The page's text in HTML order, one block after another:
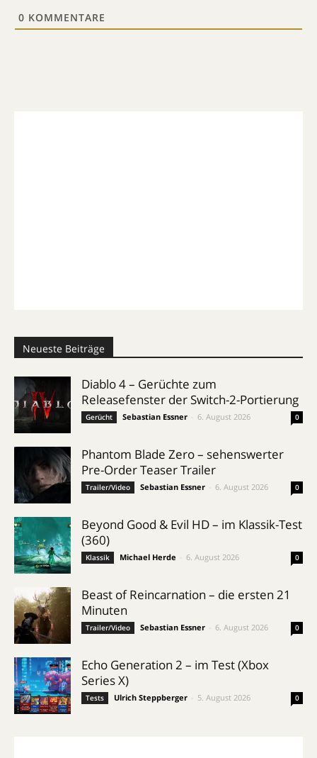
0 KOMMENTARE
Neueste Beiträge
Diablo 4 – Gerüchte zum
Releasefenster der Switch-2-Portierung
Gerücht Sebastian Essner 6. August 2026 0
Phantom Blade Zero – sehenswerter
Pre-Order Teaser Trailer
Trailer/Video Sebastian Essner 6. August 2026 0
Beyond Good & Evil HD – im Klassik-Test
(360)
Klassik Michael Herde 6. August 2026 0
Beast of Reincarnation – die ersten 21
Minuten
Trailer/Video Sebastian Essner 6. August 2026 0
Echo Generation 2 – im Test (Xbox
Series X)
Tests Ulrich Steppberger 5. August 2026 0